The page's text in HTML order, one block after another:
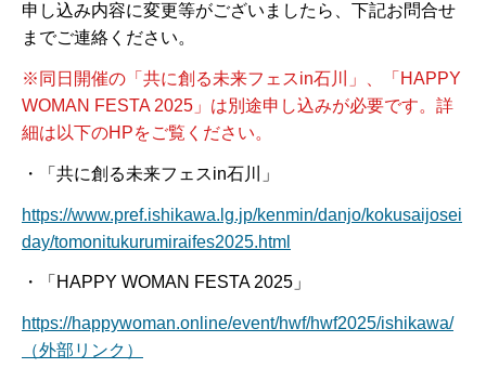
申し込み内容に変更等がございましたら、下記お問合せ
までご連絡ください。
※同日開催の「共に創る未来フェスin石川」、「HAPPY
WOMAN FESTA 2025」は別途申し込みが必要です。詳
細は以下のHPをご覧ください。
・「共に創る未来フェスin石川」
https://www.pref.ishikawa.lg.jp/kenmin/danjo/kokusaijosei
day/tomonitukurumiraifes2025.html
・「HAPPY WOMAN FESTA 2025」
https://happywoman.online/event/hwf/hwf2025/ishikawa/
（外部リンク）